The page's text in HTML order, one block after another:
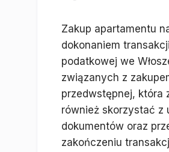
Zakup apartamentu
dokonaniem
podatkowej we
związanych z
przedwstępnej, która
również skorzystać z
dokumentów oraz
zakończeniu